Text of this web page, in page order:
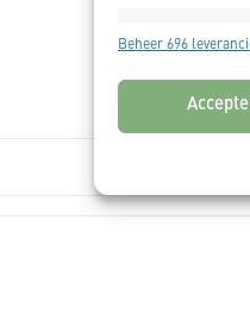
Verschillende
verzonden
Zorg dragen
fouten
Privacykeuzes
Beheer 696